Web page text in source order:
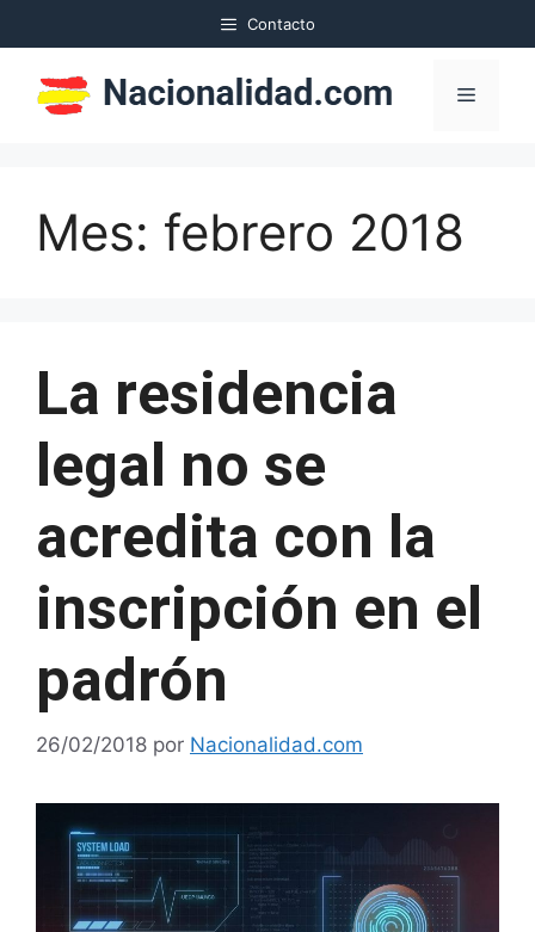
al
contenido
Contacto
Menú
Mes: febrero 2018
La residencia
legal no se
acredita con la
inscripción en el
padrón
26/02/2018 por Nacionalidad.com